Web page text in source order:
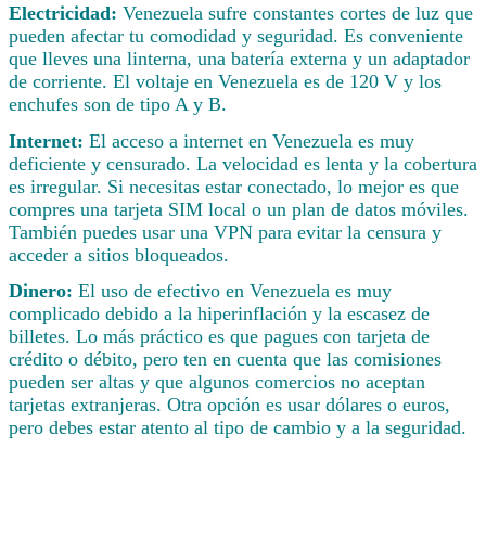
Electricidad: Venezuela sufre constantes cortes de luz que
pueden afectar tu comodidad y seguridad. Es conveniente
que lleves una linterna, una batería externa y un adaptador
de corriente. El voltaje en Venezuela es de 120 V y los
enchufes son de tipo A y B.
Internet: El acceso a internet en Venezuela es muy
deficiente y censurado. La velocidad es lenta y la cobertura
es irregular. Si necesitas estar conectado, lo mejor es que
compres una tarjeta SIM local o un plan de datos móviles.
También puedes usar una VPN para evitar la censura y
acceder a sitios bloqueados.
Dinero: El uso de efectivo en Venezuela es muy
complicado debido a la hiperinflación y la escasez de
billetes. Lo más práctico es que pagues con tarjeta de
crédito o débito, pero ten en cuenta que las comisiones
pueden ser altas y que algunos comercios no aceptan
tarjetas extranjeras. Otra opción es usar dólares o euros,
pero debes estar atento al tipo de cambio y a la seguridad.